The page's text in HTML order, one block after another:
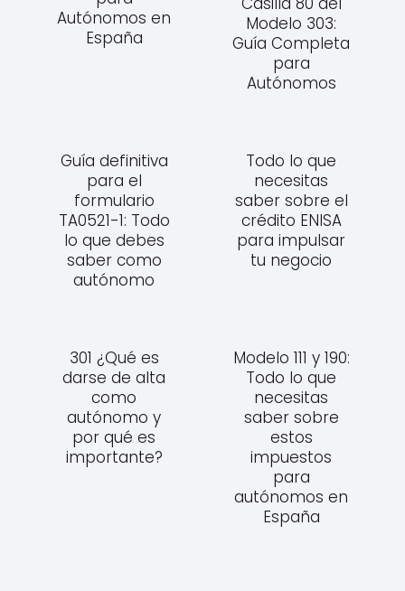
Autónomos en
España
Modelo 303:
Guía Completa
para
Autónomos
Guía definitiva
para el
formulario
TA0521-1: Todo
lo que debes
saber como
autónomo
Todo lo que
necesitas
saber sobre el
crédito ENISA
para impulsar
tu negocio
301 ¿Qué es
darse de alta
como
autónomo y
por qué es
importante?
Modelo 111 y 190:
Todo lo que
necesitas
saber sobre
estos
impuestos
para
autónomos en
España